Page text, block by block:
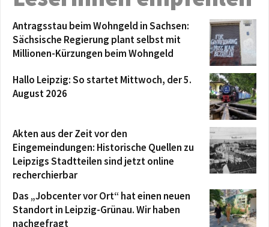
Antragsstau beim Wohngeld in Sachsen:
Sächsische Regierung plant selbst mit
Millionen-Kürzungen beim Wohngeld
Hallo Leipzig: So startet Mittwoch, der 5.
August 2026
Akten aus der Zeit vor den
Eingemeindungen: Historische Quellen zu
Leipzigs Stadtteilen sind jetzt online
recherchierbar
Das „Jobcenter vor Ort“ hat einen neuen
Standort in Leipzig-Grünau. Wir haben
nachgefragt